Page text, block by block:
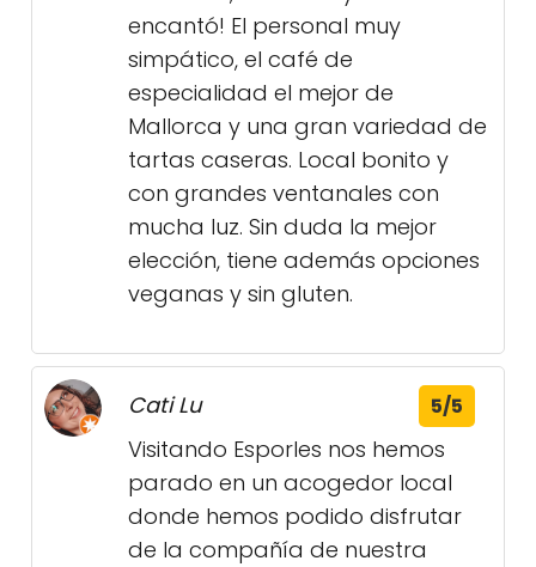
encantó! El personal muy
simpático, el café de
especialidad el mejor de
Mallorca y una gran variedad de
tartas caseras. Local bonito y
con grandes ventanales con
mucha luz. Sin duda la mejor
elección, tiene además opciones
veganas y sin gluten.
Cati Lu 5/5
Visitando Esporles nos hemos
parado en un acogedor local
donde hemos podido disfrutar
de la compañía de nuestra